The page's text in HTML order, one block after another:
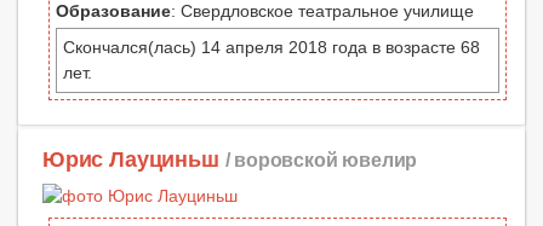
Образование: Свердловское театральное училище
Скончался(лась) 14 апреля 2018 года в возрасте 68
лет.
Юрис Лауциньш / воровской ювелир